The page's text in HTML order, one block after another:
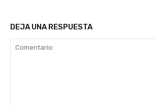
DEJA UNA RESPUESTA